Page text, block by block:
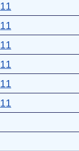
11
11
11
11
11
11